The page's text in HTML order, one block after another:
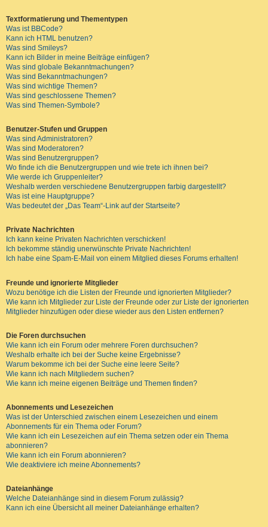
Textformatierung und Thementypen
Was ist BBCode?
Kann ich HTML benutzen?
Was sind Smileys?
Kann ich Bilder in meine Beiträge einfügen?
Was sind globale Bekanntmachungen?
Was sind Bekanntmachungen?
Was sind wichtige Themen?
Was sind geschlossene Themen?
Was sind Themen-Symbole?
Benutzer-Stufen und Gruppen
Was sind Administratoren?
Was sind Moderatoren?
Was sind Benutzergruppen?
Wo finde ich die Benutzergruppen und wie trete ich ihnen bei?
Wie werde ich Gruppenleiter?
Weshalb werden verschiedene Benutzergruppen farbig dargestellt?
Was ist eine Hauptgruppe?
Was bedeutet der „Das Team“-Link auf der Startseite?
Private Nachrichten
Ich kann keine Privaten Nachrichten verschicken!
Ich bekomme ständig unerwünschte Private Nachrichten!
Ich habe eine Spam-E-Mail von einem Mitglied dieses Forums erhalten!
Freunde und ignorierte Mitglieder
Wozu benötige ich die Listen der Freunde und ignorierten Mitglieder?
Wie kann ich Mitglieder zur Liste der Freunde oder zur Liste der ignorierten
Mitglieder hinzufügen oder diese wieder aus den Listen entfernen?
Die Foren durchsuchen
Wie kann ich ein Forum oder mehrere Foren durchsuchen?
Weshalb erhalte ich bei der Suche keine Ergebnisse?
Warum bekomme ich bei der Suche eine leere Seite?
Wie kann ich nach Mitgliedern suchen?
Wie kann ich meine eigenen Beiträge und Themen finden?
Abonnements und Lesezeichen
Was ist der Unterschied zwischen einem Lesezeichen und einem
Abonnements für ein Thema oder Forum?
Wie kann ich ein Lesezeichen auf ein Thema setzen oder ein Thema
abonnieren?
Wie kann ich ein Forum abonnieren?
Wie deaktiviere ich meine Abonnements?
Dateianhänge
Welche Dateianhänge sind in diesem Forum zulässig?
Kann ich eine Übersicht all meiner Dateianhänge erhalten?